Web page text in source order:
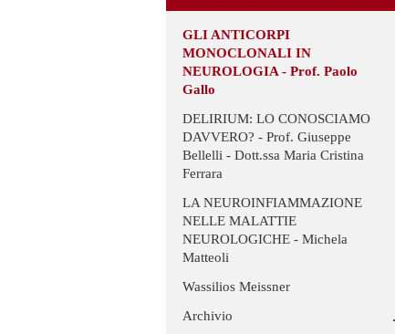
GLI ANTICORPI
MONOCLONALI IN
NEUROLOGIA - Prof. Paolo
Gallo
DELIRIUM: LO CONOSCIAMO
DAVVERO? - Prof. Giuseppe
Bellelli - Dott.ssa Maria Cristina
Ferrara
LA NEUROINFIAMMAZIONE
NELLE MALATTIE
NEUROLOGICHE - Michela
Matteoli
Wassilios Meissner
Archivio